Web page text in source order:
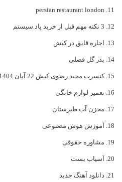
persian restaurant london
3 نکته مهم قبل از خرید پاد سیستم
اجاره قایق در کیش
بذر گل فصلی
کنسرت مجید رضوی کیش 22 آبان 1404
تعمیر لوازم خانگی
مخزن آب طبرستان
آموزش هوش مصنوعی
مشاوره حقوقی
آسیاب بست
دانلود آهنگ جدید